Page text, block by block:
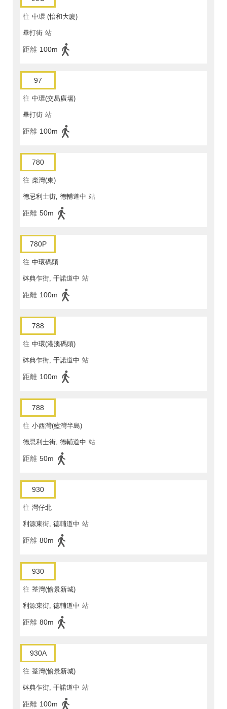
往 中環 (怡和大廈)
畢打街 站
距離 100m
97
往 中環(交易廣場)
畢打街 站
距離 100m
780
往 柴灣(東)
德忌利士街, 德輔道中 站
距離 50m
780P
往 中環碼頭
砵典乍街, 干諾道中 站
距離 100m
788
往 中環(港澳碼頭)
砵典乍街, 干諾道中 站
距離 100m
788
往 小西灣(藍灣半島)
德忌利士街, 德輔道中 站
距離 50m
930
往 灣仔北
利源東街, 德輔道中 站
距離 80m
930
往 荃灣(愉景新城)
利源東街, 德輔道中 站
距離 80m
930A
往 荃灣(愉景新城)
砵典乍街, 干諾道中 站
距離 100m